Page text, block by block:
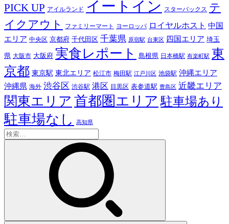
PICK UP アイルランド イートイン スターバックス テ
イクアウト
ファミリーマート ヨーロッパ ロイヤルホスト 中国
エリア 中央区 京都府 千代田区 千葉県 原宿駅 台東区 四国エリア 埼玉
県 大阪市 大阪府 実食レポート 島根県 日本橋駅 有楽町駅 東
京都 東京駅 東北エリア 松江市 梅田駅 江戸川区 池袋駅 沖縄エリア
沖縄県 海外 渋谷区 渋谷駅 港区 目黒区 表参道駅 豊島区 近畿エリア
関東エリア 首都圏エリア 駐車場あり
駐車場なし 高知県
検
索: